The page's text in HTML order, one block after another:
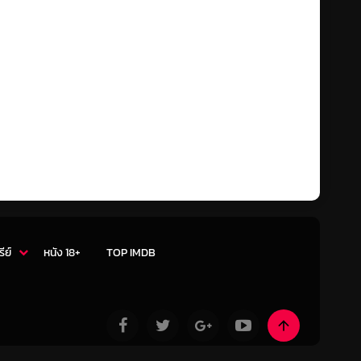
คียร่า
ย์ หนัง 18+ TOP IMDB